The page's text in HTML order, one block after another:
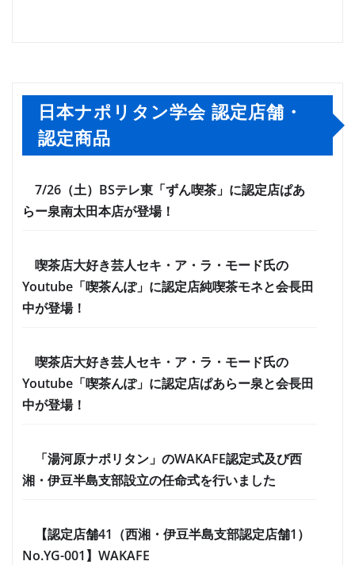
日本ナポリタン学会 認定店舗・
認定商品
7/26（土）BSテレ東「ずん喫茶」に認定店ぱあ
らー泉南太田本店が登場！
喫茶店大好き芸人セキ・ア・ラ・モード氏の
Youtube「喫茶んぽ」に認定店純喫茶モネと会長田
中が登場！
喫茶店大好き芸人セキ・ア・ラ・モード氏の
Youtube「喫茶んぽ」に認定店ぱあらー泉と会長田
中が登場！
「湯河原ナポリタン」のWAKAFE認定式及び西
湘・伊豆半島支部設立の任命式を行いました
【認定店舗41（西湘・伊豆半島支部認定店舗1）
No.YG-001】WAKAFE